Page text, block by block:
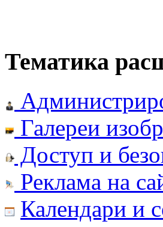
Тематика
Галереи
Доступ и
Реклама на
Календари и